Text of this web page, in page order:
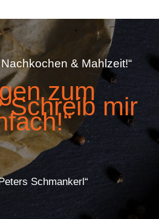
& Mahlzeit!“
zum
Schreib mir
Schmankerl“